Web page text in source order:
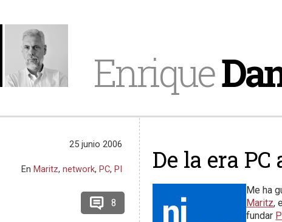
Enrique
De la era PC
Me ha
Maritz,
fundar
25 junio 2006
EnMaritz,network,PC,PI
8